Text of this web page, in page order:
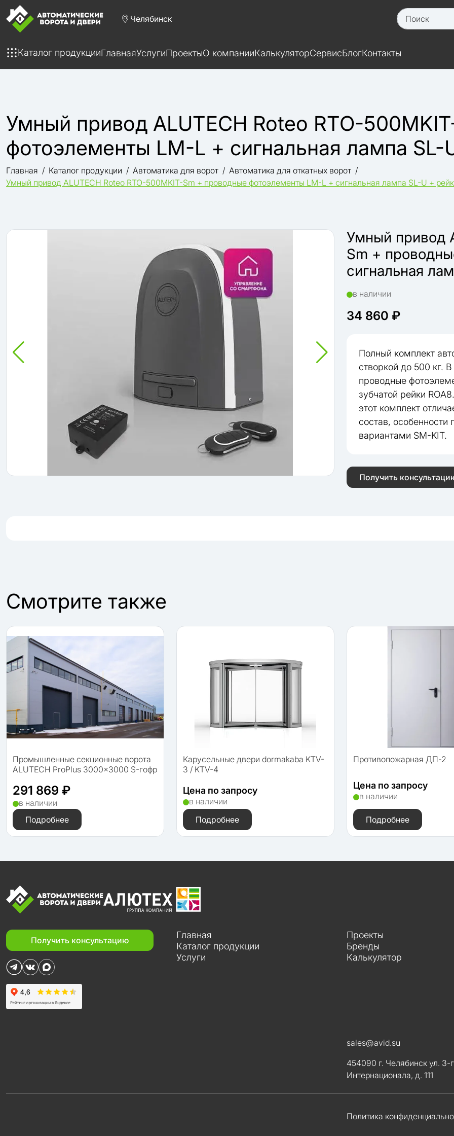
Челябинск
Каталог продукцииГлавнаяУслугиПроектыО компанииКалькуляторСервисБлогКонтакты
Умный привод ALUTECH Roteo RTO-
фотоэлементы LM-L + сигнальная лампа SL-
Главная Каталог продукции Автоматика для ворот
Автоматика для откатных ворот
Умный привод ALUTECH Roteo RTO-500MKIT-Sm + проводные фотоэлементы LM-L + сигнальная лампа SL-U +
Умный привод
Sm +
сигнальная
в наличии
34 860 ₽
Полный комплект
створкой до 500 кг.
проводные
зубчатой рейки
этот комплект
состав,
вариантами SM-KIT.
Получить
Cмотрите также
Промышленные секционные ворота
ALUTECH ProPlus 3000×3000 S-гофр
291 869 ₽
в наличии
Подробнее
Карусельные двери dormakaba KTV-
3 / KTV-4
Цена по запросу
в наличии
Подробнее
Противопожарная ДП-2
Цена по запросу
в наличии
Подробнее
Получить консультацию
Главная
Каталог продукции
Услуги
Проекты
Бренды
Калькулятор
sales@avid.su
454090 г. Челябинск ул. 3-
Интернационала, д. 111
Политика